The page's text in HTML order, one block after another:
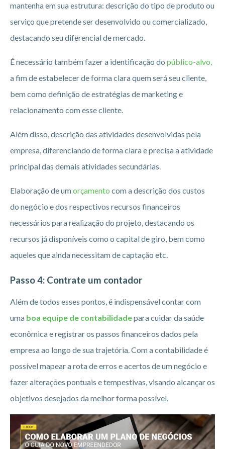
mantenha em sua estrutura: descrição do tipo de produto ou
serviço que pretende ser desenvolvido ou comercializado,
destacando seu diferencial de mercado.
É necessário também fazer a identificação do público-alvo,
a fim de estabelecer de forma clara quem será seu cliente,
bem como definição de estratégias de marketing e
relacionamento com esse cliente.
Além disso, descrição das atividades desenvolvidas pela
empresa, diferenciando de forma clara e precisa a atividade
principal das demais atividades secundárias.
Elaboração de umorçamento com a descrição dos custos
do negócio e dos respectivos recursos financeiros
necessários para realização do projeto, destacando os
recursos já disponíveis como o capital de giro, bem como
aqueles que ainda necessitam de captação etc.
Passo 4: Contrate um contador
Além de todos esses pontos, é indispensável contar com
uma boa equipe de contabilidadepara cuidar da saúde
econômica e registrar os passos financeiros dados pela
empresa ao longo de sua trajetória. Com a contabilidade é
possível mapear a rota de erros e acertos de um negócio e
fazer alterações pontuais e tempestivas, visando alcançar os
objetivos desejados da melhor forma possível.